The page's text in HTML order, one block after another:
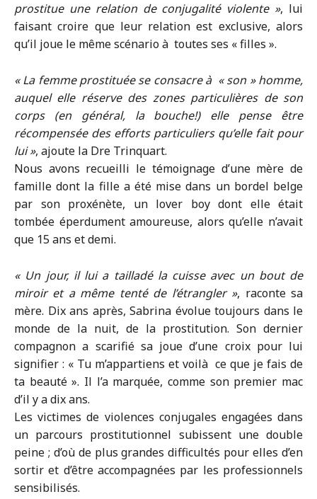
prostitue une relation de conjugalité violente », lui
faisant croire que leur relation est exclusive, alors
qu’il joue le même scénario à toutes ses « filles ».
« La femme prostituée se consacre à « son » homme,
auquel elle réserve des zones particulières de son
corps (en général, la bouche!) elle pense être
récompensée des efforts particuliers qu’elle fait pour
lui », ajoute la Dre Trinquart.
Nous avons recueilli le témoignage d’une mère de
famille dont la fille a été mise dans un bordel belge
par son proxénète, un lover boy dont elle était
tombée éperdument amoureuse, alors qu’elle n’avait
que 15 ans et demi.
« Un jour, il lui a tailladé la cuisse avec un bout de
miroir et a même tenté de l’étrangler », raconte sa
mère. Dix ans après, Sabrina évolue toujours dans le
monde de la nuit, de la prostitution. Son dernier
compagnon a scarifié sa joue d’une croix pour lui
signifier : « Tu m’appartiens et voilà ce que je fais de
ta beauté ». Il l’a marquée, comme son premier mac
d’il y a dix ans.
Les victimes de violences conjugales engagées dans
un parcours prostitutionnel subissent une double
peine ; d’où de plus grandes difficultés pour elles d’en
sortir et d’être accompagnées par les professionnels
sensibilisés.